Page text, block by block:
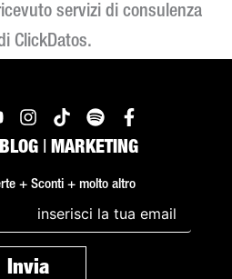
ricevuto servizi di consulenza
ClickDatos.
BLOG | MARKETING
+ Sconti + molto altro